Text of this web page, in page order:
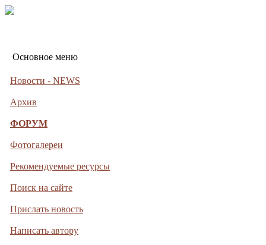
Основное меню
Новости - NEWS
Архив
ФОРУМ
Фотогалереи
Рекомендуемые ресурсы
Поиск на сайте
Прислать новость
Написать автору